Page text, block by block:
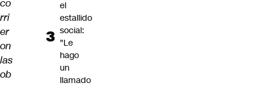
co
rri
er
on
las
ob
el
estallido
social:
"Le
hago
un
llamado